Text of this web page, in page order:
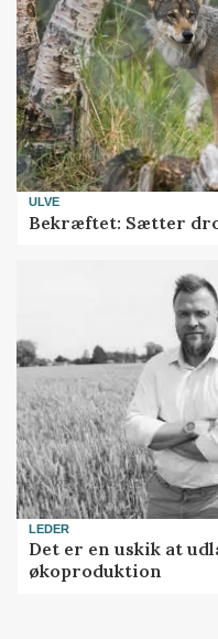
ULVE
Bekræftet: Sætter
LEDER
Det er en uskik at
økoproduktion